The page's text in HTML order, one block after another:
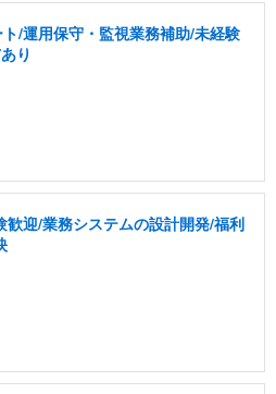
/運用保守・監視業務補助/未経験
り
歓迎/業務システムの設計開発/福利